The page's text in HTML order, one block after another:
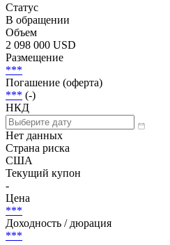
Статус
В обращении
Объем
2 098 000 USD
Размещение
***
Погашение (оферта)
*** (-)
НКД
Нет данных
Страна риска
США
Текущий купон
-
Цена
***
Доходность / дюрация
***